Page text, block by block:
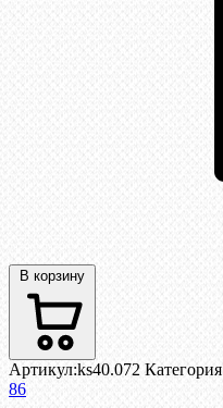
В корзину
Артикул:ks40.072
86